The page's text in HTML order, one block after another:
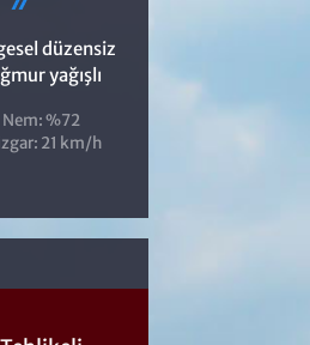
düzensiz
yağışlı
Nem: %72
21 km/h